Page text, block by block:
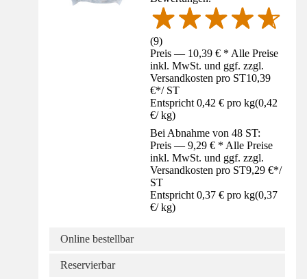
(9)
Preis — 10,39 € * Alle Preise
inkl. MwSt. und ggf. zzgl.
Versandkosten pro ST10,39
€*/ ST
Entspricht 0,42 € pro kg(0,42
€/ kg)
Bei Abnahme von 48 ST:
Preis — 9,29 € * Alle Preise
inkl. MwSt. und ggf. zzgl.
Versandkosten pro ST9,29 €*/
ST
Entspricht 0,37 € pro kg(0,37
€/ kg)
Online bestellbar
Reservierbar